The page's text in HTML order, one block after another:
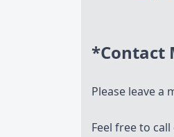
*Contact
Please leave
Feel free to